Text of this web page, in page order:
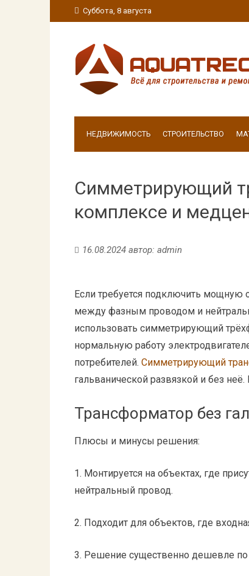
Суббота, 8 августа
НЕДВИЖИМОСТЬ СТРОИТЕЛЬСТВО
Симметрирующий
комплексе и
16.08.2024 автор: admin
Если требуется подключить мощную
между фазным проводом и
использовать симметрирующий
нормальную работу
потребителей. Симметрирующий
гальванической развязкой и без
Трансформатор без
Плюсы и минусы решения:
1. Монтируется на объектах, где
нейтральный провод.
2. Подходит для объектов, где
3. Решение существенно дешевле по